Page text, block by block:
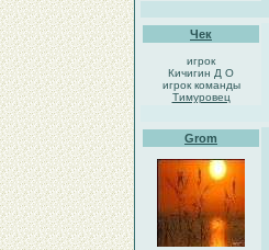
Чек
игрок
Кичигин Д О
игрок команды
Тимуровец
Grom